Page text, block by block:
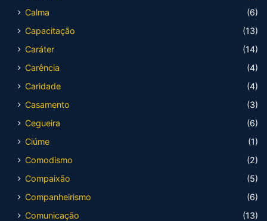
Calma
(6)
Capacitação
(13)
Caráter
(14)
Carência
(4)
Caridade
(4)
Casamento
(3)
Cegueira
(6)
Ciúme
(1)
Comodismo
(2)
Compaixão
(5)
Companheirismo
(6)
Comunicação
(13)